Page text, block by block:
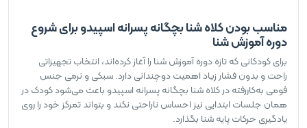
مناسب بودن کلاه شنا بچگانه پسرانه اسپیدو برای شروع
دوره آموزش شنا
برای کودکانی که تازه دوره آموزش شنا را آغاز کرده‌اند، انتخاب تجهیزاتی
راحت و بدون فشار زیاد اهمیت دوچندانی دارد. سبکی و نرمی جنس
فومی به‌کاررفته در کلاه شنا بچگانه پسرانه اسپیدو باعث می‌شود کودک در
همان جلسات ابتدایی نیز احساس ناراحتی نکند و بتواند تمرکز خود را روی
یادگیری حرکات پایه شنا بگذارد.